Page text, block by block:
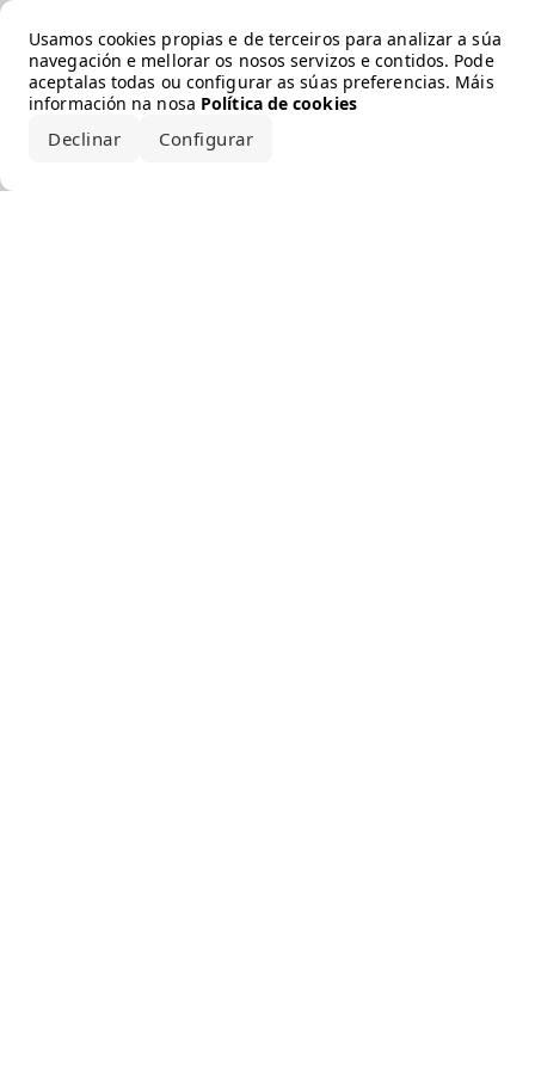
Usamos cookies propias e de terceiros para analizar a súa
navegación e mellorar os nosos servizos e contidos. Pode
aceptalas todas ou configurar as súas preferencias. Máis
información na nosa Política de cookies
Declinar Configurar
Error loading the brand